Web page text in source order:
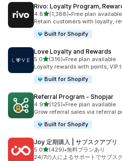
Rivo: Loyalty Program,
4.85つ星中
(1,388)
合計レビュー数：1388件
•Free plan available
Retain customers with loyalty,
Built for Shopify
Love Loyalty and Rewards
5.05つ星中
(316)
合計レビュー数：316件
•Free plan available
Loyalty rewards with points, VIP
Built for Shopify
Referral Program ‑ Shopjar
4.95つ星中
(125)
合計レビュー数：125件
•Free plan available
Grow referral sales via referral
Built for Shopify
Joy 定期購入 | サブスクアプリ
5.05つ星中
(429)
合計レビュー数：429件
•無料プランあり
24/7の人によるサポートでサブス